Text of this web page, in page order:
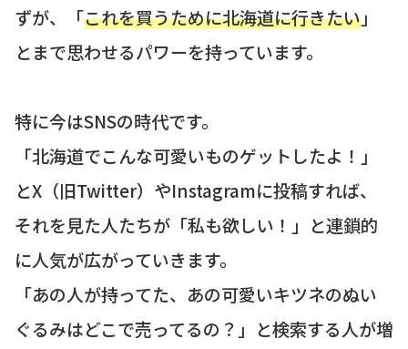
ずが、「これを買うために北海道に行きたい」
とまで思わせるパワーを持っています。
特に今はSNSの時代です。
「北海道でこんな可愛いものゲットしたよ！」
とX（旧Twitter）やInstagramに投稿すれば、
それを見た人たちが「私も欲しい！」と連鎖的
に人気が広がっていきます。
「あの人が持ってた、あの可愛いキツネのぬい
ぐるみはどこで売ってるの？」と検索する人が増